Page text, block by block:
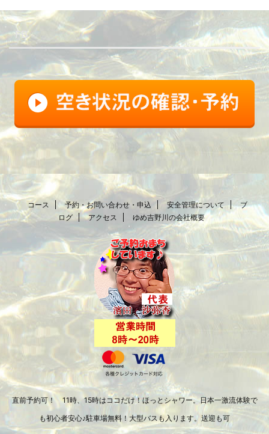
FB
コース 予約・お問い合わせ・申込 安全管理について
ブ
ログ
アクセス ゆめ吉野川の会社概要
直前予約可！ 11時、15時はココだけ！ほっとシャワー。日本一激流体験で
も初心者安心♪駐車場無料！大型バスも入ります。送迎も可